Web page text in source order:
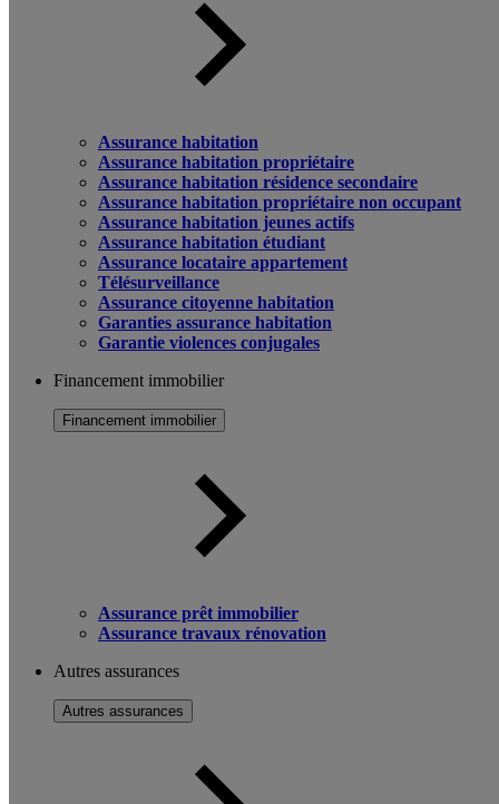
Assurance habitation
Assurance habitation propriétaire
Assurance habitation résidence secondaire
Assurance habitation propriétaire non occupant
Assurance habitation jeunes actifs
Assurance habitation étudiant
Assurance locataire appartement
Télésurveillance
Assurance citoyenne habitation
Garanties assurance habitation
Garantie violences conjugales
Financement immobilier
Financement immobilier
Assurance prêt immobilier
Assurance travaux rénovation
Autres assurances
Autres assurances